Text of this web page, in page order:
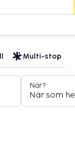
Multi-stop
När?
När som